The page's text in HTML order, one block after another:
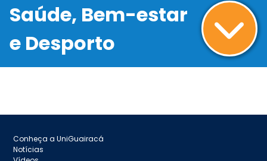
Saúde, Bem-estar
e Desporto
Conheça a UniGuairacá
Notícias